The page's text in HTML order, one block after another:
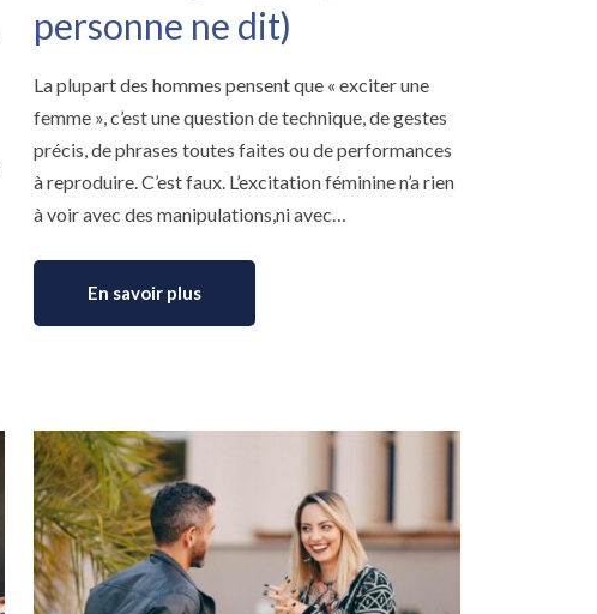
personne ne dit)
La plupart des hommes pensent que « exciter une
femme », c’est une question de technique, de gestes
précis, de phrases toutes faites ou de performances
à reproduire. C’est faux. L’excitation féminine n’a rien
à voir avec des manipulations,ni avec…
En savoir plus